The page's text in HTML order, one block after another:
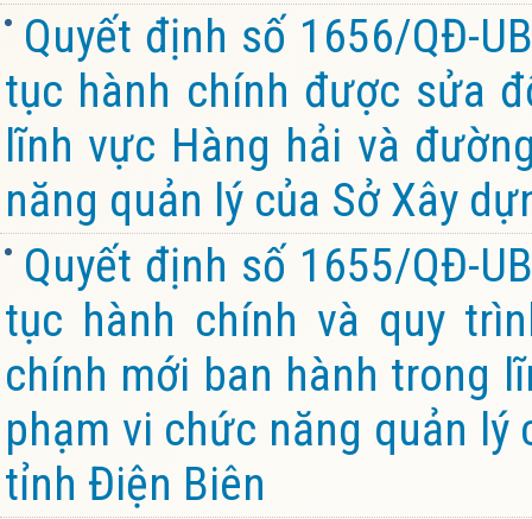
Quyết định số 1656/QĐ-
tục hành chính được sửa
lĩnh vực Hàng hải và
năng quản lý của Sở Xây
Quyết định số 1655/QĐ-
tục hành chính và quy
chính mới ban hành trong
phạm vi chức năng quản
tỉnh Điện Biên